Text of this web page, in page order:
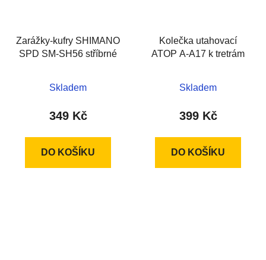
Zarážky-kufry SHIMANO
SPD SM-SH56 stříbrné
Skladem
349 Kč
DO KOŠÍKU
Kolečka utahovací
ATOP A-A17 k tretrám
Skladem
399 Kč
DO KOŠÍKU